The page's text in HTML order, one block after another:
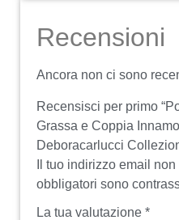
Recensioni
Ancora non ci sono
Recensisci per primo
Grassa e Coppia
Deboracarlucci
Il tuo indirizzo email
obbligatori sono
La tua valutazione *